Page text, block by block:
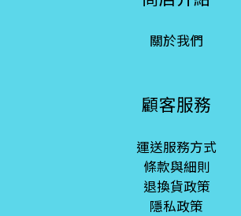
關於我們
顧客服務
運送服務方式
條款與細則
退換貨政策
隱私政策